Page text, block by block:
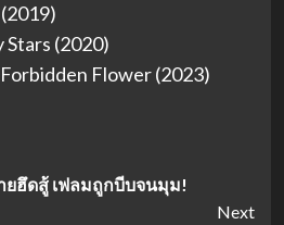
Stars (2020)
Flower (2023)
ยฮึดสู้ เฟลมถูกบีบจนมุม!
Next